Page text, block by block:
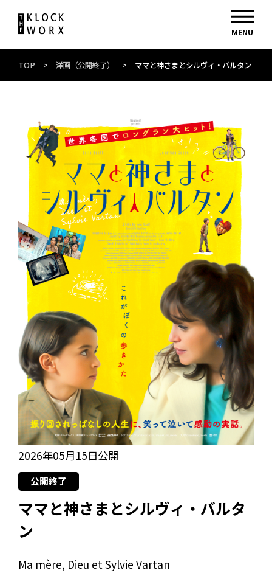
TOP > 洋画（公開終了） > ママと神さまとシルヴィ・バルタン
2026年05月15日公開
公開終了
ママと神さまとシルヴィ・バルタ
ン
Ma mère, Dieu et Sylvie Vartan